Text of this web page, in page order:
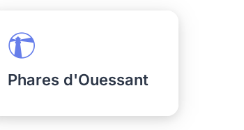
Phares d'Ouessant